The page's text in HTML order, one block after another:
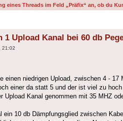
eines Threads im Feld „Präfix“ an, ob du
1 Upload Kanal bei 60 db
21:02
einen niedrigen Upload, zwischen 4 -
einer da statt 5 und der ist viel zu
Upload Kanal genommen mit 35 MHZ
ein 10 db Dämpfungsglied zwischen